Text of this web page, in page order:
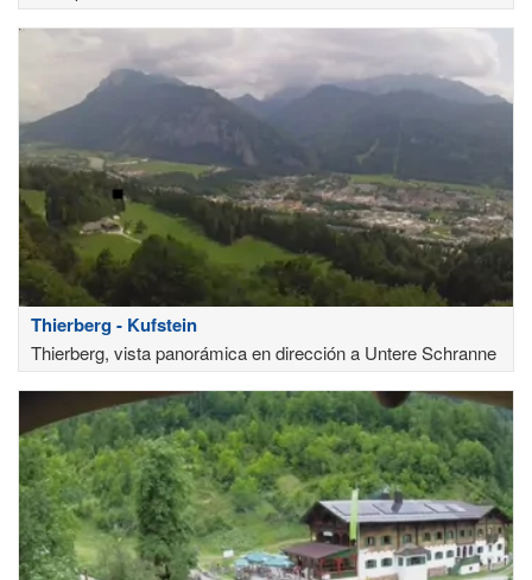
Thierberg - Kufstein
Thierberg, vista panorámica en dirección a Untere Schranne